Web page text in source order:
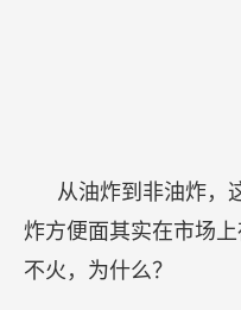
从油炸到非油炸，
炸方便面其实在市场
不火，为什么？